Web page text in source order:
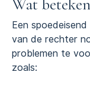
Wat
Een
van de rechter
problemen te
zoals: